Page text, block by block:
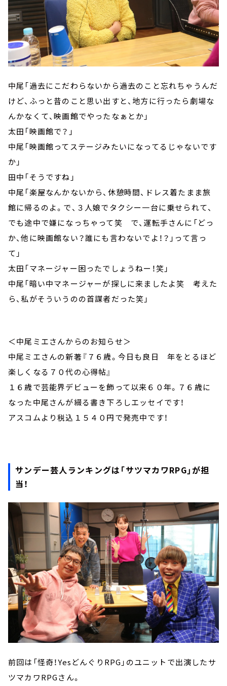
中尾「過去にこだわらないから過去のこと忘れちゃうんだ
けど、ふっと昔のこと思い出すと、地方に行ったら劇場な
んかなくて、映画館でやったなぁとか」
太田「映画館で？」
中尾「映画館ってステージみたいになってるじゃないです
か」
田中「そうですね」
中尾「楽屋なんかないから、休憩時間、ドレス着たまま旅
館に帰るのよ。で、３人娘でタクシー一台に乗せられて、
でも途中で嫌になっちゃって笑 で、運転手さんに「どっ
か、他に映画館ない？誰にも言わないでよ！？」って言っ
て」
太田「マネージャー困ったでしょうねー！笑」
中尾「暗い中マネージャーが探しに来ましたよ笑 考えた
ら、私がそういうのの首謀者だった笑」
＜中尾ミエさんからのお知らせ＞
中尾ミエさんの新著『７６歳。今日も良日 年をとるほど
楽しくなる７０代の心得帖』
１６歳で芸能界デビューを飾って以来６０年。７６歳に
なった中尾さんが綴る書き下ろしエッセイです！
アスコムより税込１５４０円で発売中です！
サンデー芸人ランキングは「サツマカワRPG」が担
当！
前回は「怪奇！YesどんぐりRPG」のユニットで出演したサ
ツマカワRPGさん。